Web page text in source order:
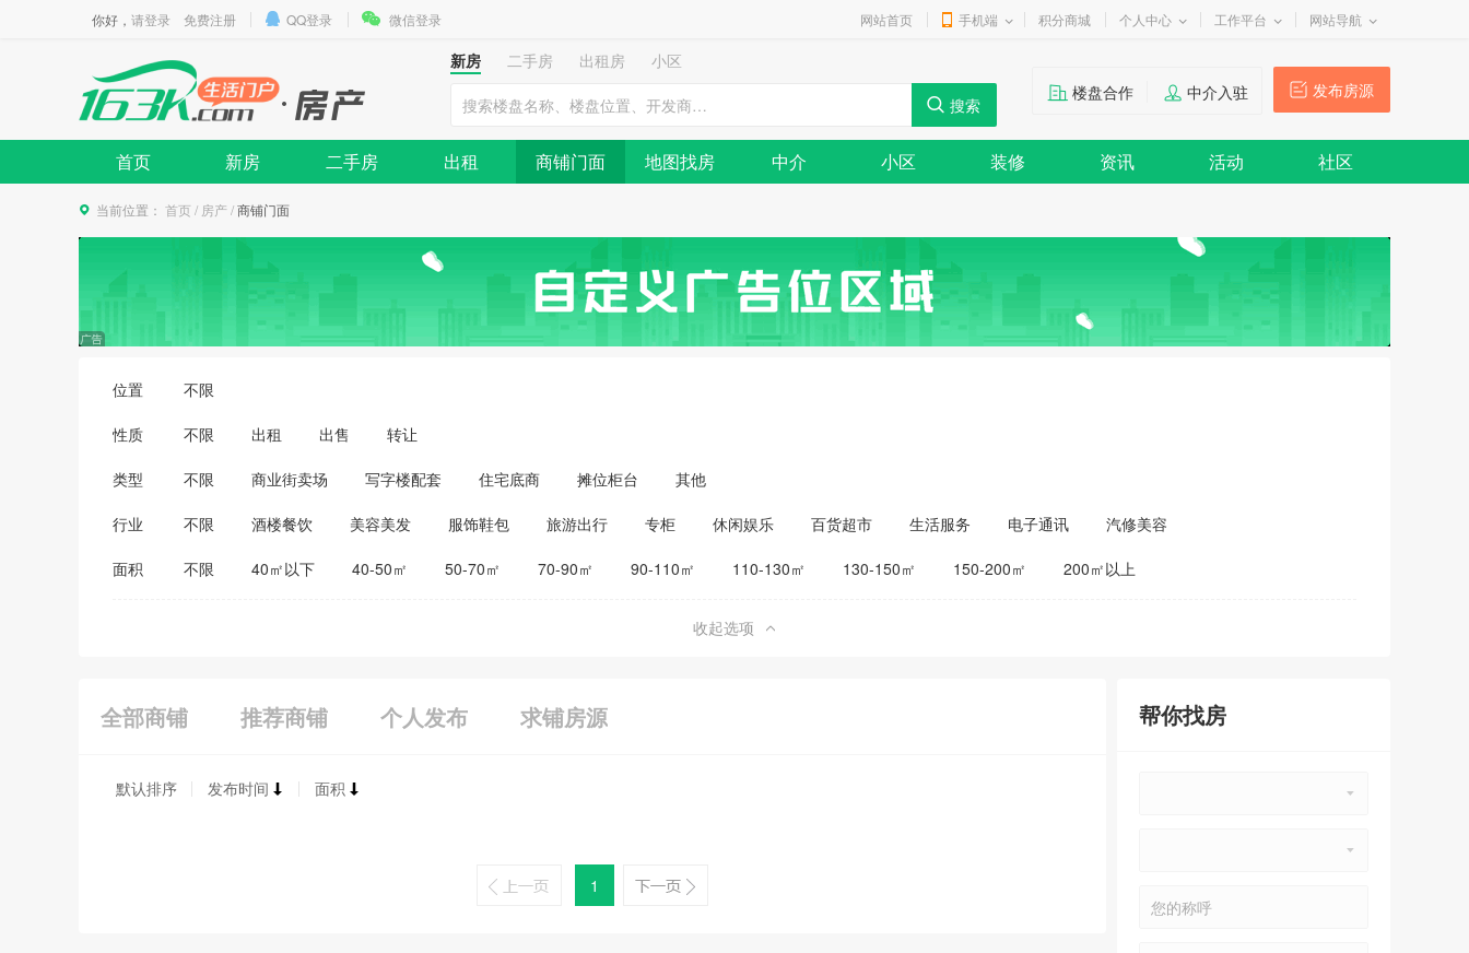
你好， 请登录 免费注册 QQ登录 微信登录 网站首页 手机端 积分商城 个人中心 工作平台 网站导航
新房 二手房 出租房
小区
发布房源
楼盘合作 中介入驻
首页 新房 二手房 出租 商铺门面 地图找房 中介 小区 装修 资讯 活动 社区
当前位置： 首页 / 房产/商铺门面
位置 不限
性质 不限 出租 出售 转让
类型 不限 商业街卖场 写字楼配套 住宅底商 摊位柜台 其他
行业 不限 酒楼餐饮 美容美发 服饰鞋包 旅游出行 专柜 休闲娱乐 百货超市 生活服务 电子通讯
汽修美容
医药保健
家居建材
面积 不限 40㎡以下 40-50㎡ 50-70㎡ 70-90㎡ 90-110㎡ 110-130㎡ 130-150㎡ 150-200㎡ 200㎡以上
收起选项
全部商铺 推荐商铺 个人发布 求铺房源
默认排序 发布时间 面积
1
帮你找房